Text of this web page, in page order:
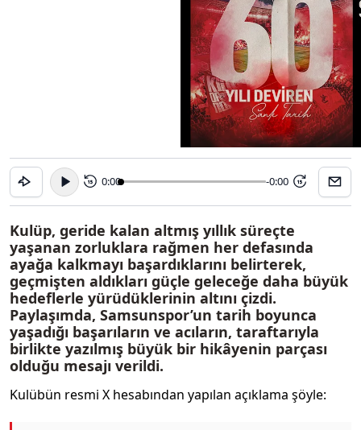
15 0:00 -0:00 15
Kulüp, geride kalan altmış yıllık süreçte
yaşanan zorluklara rağmen her defasında
ayağa kalkmayı başardıklarını belirterek,
geçmişten aldıkları güçle geleceğe daha büyük
hedeflerle yürüdüklerinin altını çizdi.
Paylaşımda, Samsunspor’un tarih boyunca
yaşadığı başarıların ve acıların, taraftarıyla
birlikte yazılmış büyük bir hikâyenin parçası
olduğu mesajı verildi.
Kulübün resmi X hesabından yapılan açıklama şöyle: